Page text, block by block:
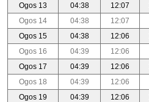
Ogos 13
04:38 12:07
Ogos 14
04:38 12:07
Ogos 15
04:38 12:06
Ogos 16
04:39 12:06
Ogos 17
04:39 12:06
Ogos 18
04:39 12:06
Ogos 19
04:39 12:06